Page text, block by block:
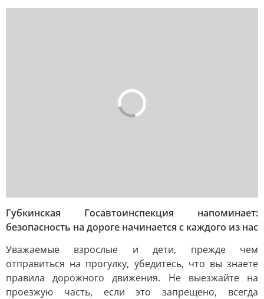
Губкинская Госавтоинспекция напоминает:
безопасность на дороге начинается с каждого из нас
Уважаемые взрослые и дети, прежде чем
отправиться на прогулку, убедитесь, что вы знаете
правила дорожного движения. Не выезжайте на
проезжую часть, если это запрещено, всегда